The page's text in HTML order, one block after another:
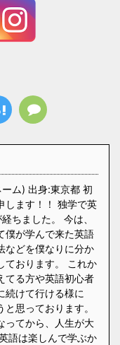
ム) 出身:東京都 初
します！！ 独学で英
ちました。 今は、
僕が学んで来た英語
などを僕なりに分か
ております。 これか
てる方や英語初心者
続けて行ける様に
思っております。
ってから、人生が大
語は楽しんで学ぶか